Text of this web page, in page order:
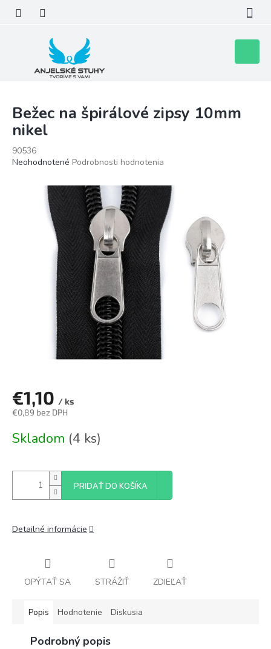
obsah
košík
Bežec na špirálové zipsy 10mm
nikel
90536
Priemerné
produktu
Neohodnotené Podrobnosti hodnotenia
€1,10 / ks
€0,89 bez DPH
cena:
Skladom (4 ks)
PRIDAŤ DO KOŠÍKA
Detailné informácie
OPÝTAŤ SA STRÁŽIŤ ZDIEĽAŤ
Popis Hodnotenie Diskusia
Podrobný popis